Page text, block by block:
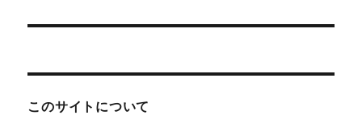
ー
投
このサイトについて